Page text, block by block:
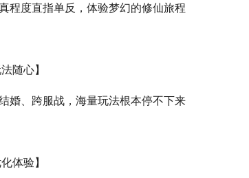
程度直指单反，体验梦幻的修仙旅程
随心】
婚、跨服战，海量玩法根本停不下来
体验】